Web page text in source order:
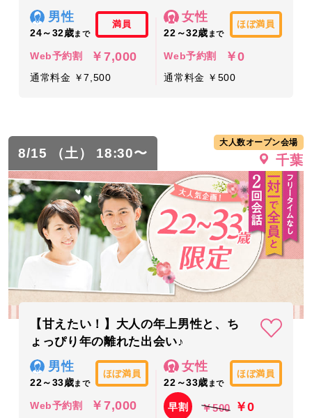
男性
24～32歳まで
満員
Web予約割 ￥7,000
通常料金 ￥7,500
女性
22～32歳 まで
ほぼ満員
Web予約割 ￥0
通常料金 ￥500
8/15 （土） 18:30〜
大人数オープン会場
千葉
【甘えたい！】大人の年上男性と、ち
ょっぴり年の離れた出会い♪
男性
22～33歳まで
ほぼ満員
Web予約割 ￥7,000
女性
22～33歳 まで
ほぼ満員
早割 ￥500 ￥0